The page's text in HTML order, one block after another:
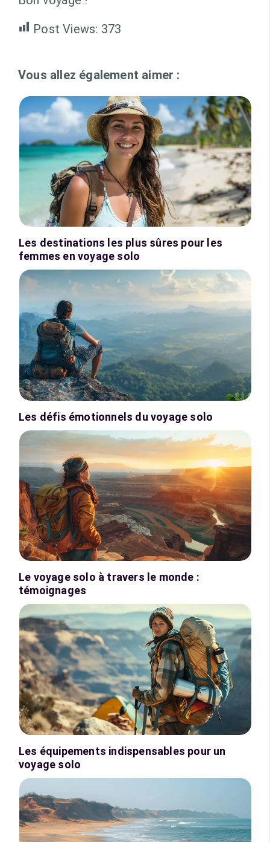
Post Views: 373
Vous allez également aimer :
Les destinations les plus sûres pour les
femmes en voyage solo
Les défis émotionnels du voyage solo
Le voyage solo à travers le monde :
témoignages
Les équipements indispensables pour un
voyage solo